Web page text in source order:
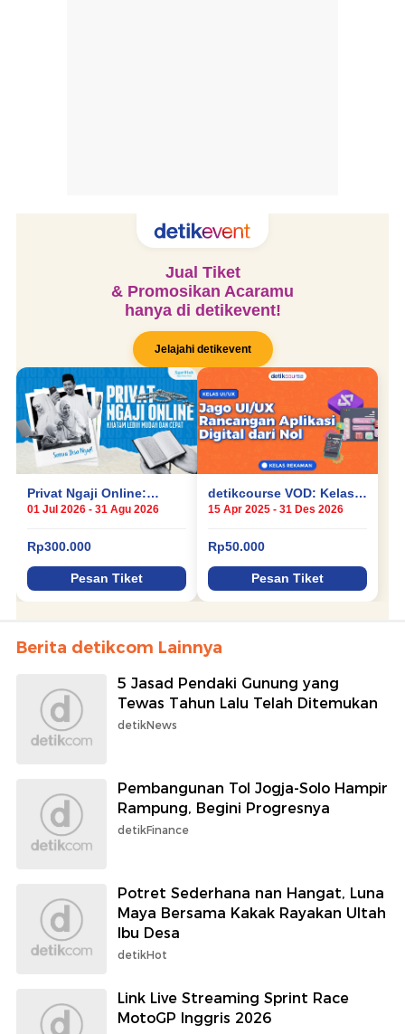
Berita detikcom Lainnya
5 Jasad Pendaki Gunung yang
Tewas Tahun Lalu Telah Ditemukan
detikNews
Pembangunan Tol Jogja-Solo Hampir
Rampung, Begini Progresnya
detikFinance
Potret Sederhana nan Hangat, Luna
Maya Bersama Kakak Rayakan Ultah
Ibu Desa
detikHot
Link Live Streaming Sprint Race
MotoGP Inggris 2026